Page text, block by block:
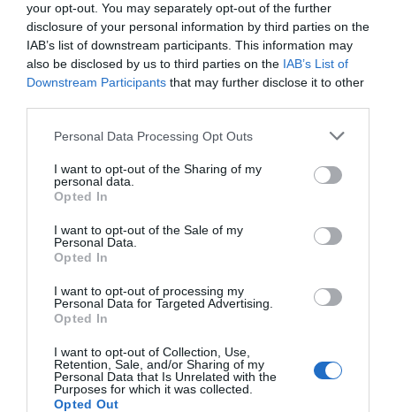
your opt-out. You may separately opt-out of the further
disclosure of your personal information by third parties on the
IAB’s list of downstream participants. This information may
also be disclosed by us to third parties on the IAB’s List of
Downstream Participants that may further disclose it to other
Personal Data Processing Opt Outs
I want to opt-out of the Sharing of my
personal data.
Opted In
I want to opt-out of the Sale of my
Personal Data.
Opted In
I want to opt-out of processing my
Personal Data for Targeted Advertising.
Opted In
I want to opt-out of Collection, Use,
Retention, Sale, and/or Sharing of my
Personal Data that Is Unrelated with the
Purposes for which it was collected.
Opted Out